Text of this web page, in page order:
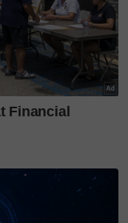
mengahwini
pusing kata
ramai.
dan Briana
iaitu Josh dan